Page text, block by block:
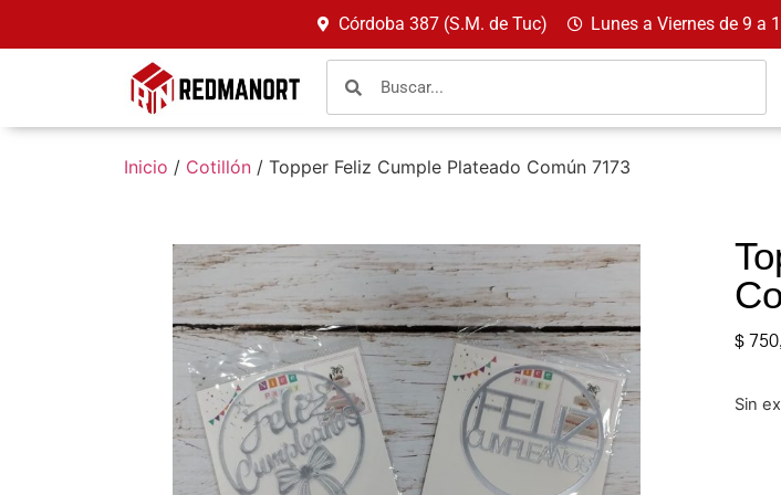
Córdoba 387 (S.M. de Tuc) Lunes a Viernes de 9 a
Inicio / Cotillón / Topper Feliz Cumple Plateado Común 7173
$
Sin